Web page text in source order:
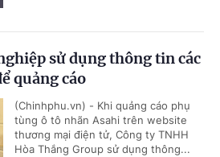
sử dụng thông tin các
quảng cáo
(Chinhphu.vn) - Khi quảng cáo phụ
tùng ô tô nhãn Asahi trên website
thương mại điện tử, Công ty TNHH
Hòa Thắng Group sử dụng thông...